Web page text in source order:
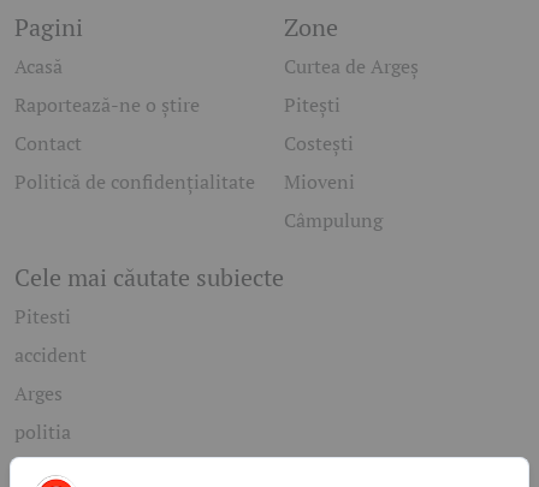
Pagini
Acasă
Raportează-ne o știre
Contact
Politică de confidențialitate
Zone
Curtea de Argeș
Pitești
Costești
Mioveni
Câmpulung
Cele mai căutate subiecte
Pitesti
accident
Arges
politia
mioveni